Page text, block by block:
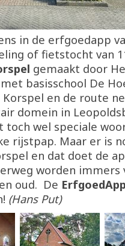
in de erfgoedapp
of fietstocht van
gemaakt door
basisschool De
en de route
domein in
wel speciale
rijstpap. Maar er is
en dat doet de
worden immers
oud. De
(Hans Put)